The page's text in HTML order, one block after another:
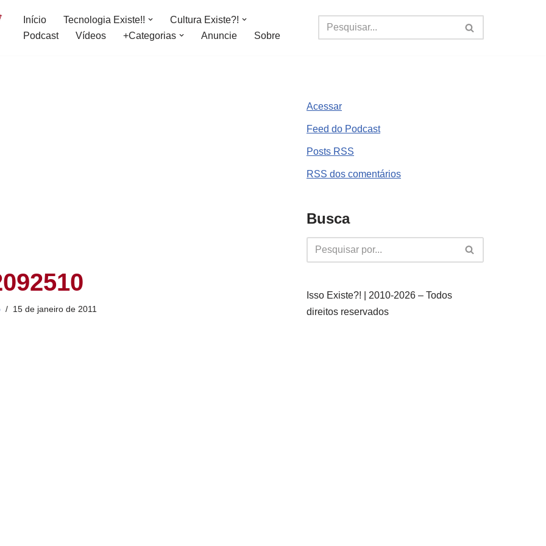
Início Tecnologia Existe!!
Cultura Existe?!
Podcast
Vídeos +Categorias Anuncie Sobre
15 de janeiro de 2011
Acessar
Feed do Podcast
Posts RSS
RSS dos comentários
Busca
Isso Existe?! | 2010-2026 – Todos
direitos reservados